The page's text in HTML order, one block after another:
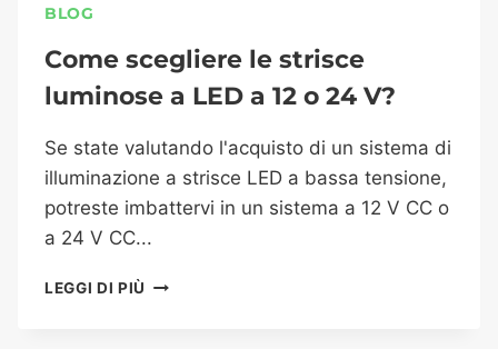
BLOG
Come scegliere le strisce
luminose a LED a 12 o 24 V?
Se state valutando l'acquisto di un sistema di
illuminazione a strisce LED a bassa tensione,
potreste imbattervi in un sistema a 12 V CC o
a 24 V CC...
LEGGI DI PIÙ